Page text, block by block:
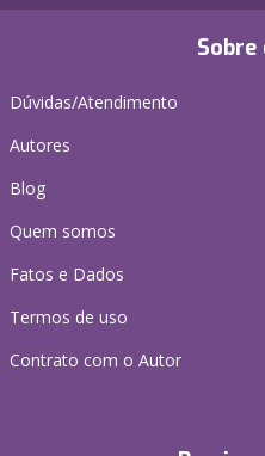
Sobre
Dúvidas/Atendimento
Autores
Blog
Quem somos
Fatos e Dados
Termos de uso
Contrato com o Autor